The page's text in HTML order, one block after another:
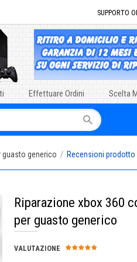
SUPPORTO
Effettuare Ordini Scelta
guasto generico / Recensioni prodotto
Riparazione xbox 360
per guasto generico
VALUTAZIONE